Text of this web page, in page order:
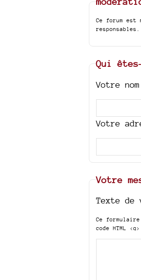
Ce forum
responsables.
Qui
Votre nom
Votre
Votre
Texte de
Ce
code HTML